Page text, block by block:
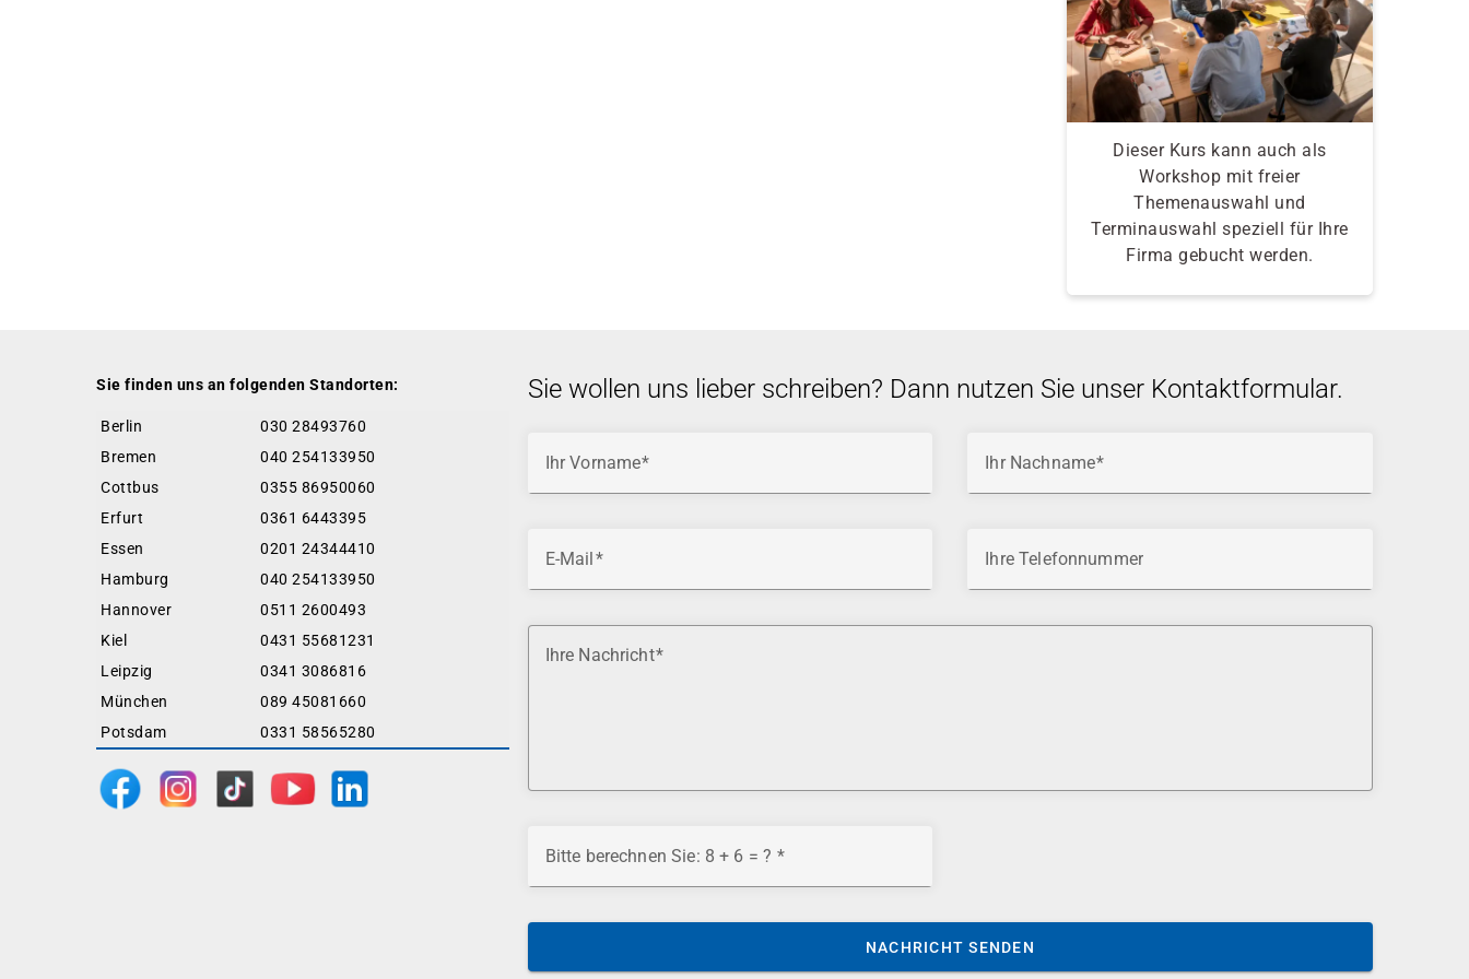
Dieser Kurs kann auch als
Workshop mit freier
Themenauswahl und
Terminauswahl speziell für Ihre
Firma gebucht werden.
Sie finden uns an folgenden Standorten:
Berlin
030 28493760
Bremen
040 254133950
Cottbus
0355 86950060
Erfurt
0361 6443395
Essen
0201 24344410
Hamburg
040 254133950
Hannover
0511 2600493
Kiel
0431 55681231
Leipzig
0341 3086816
München
089 45081660
Potsdam
0331 58565280
Sie wollen uns lieber schreiben? Dann nutzen Sie unser Kontaktformular.
Ihr Vorname Ihr Nachname
E-Mail Ihre Telefonnummer
Ihre Nachricht
Bitte berechnen Sie: 8 + 6 = ?
NACHRICHT SENDEN